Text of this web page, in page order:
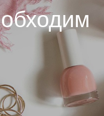
разработки не
приложений и